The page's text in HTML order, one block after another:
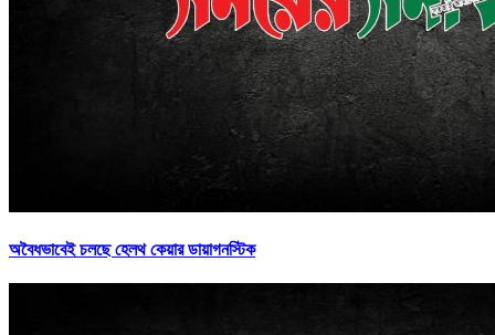
অবৈধভাবেই চলছে হেলথ কেয়ার ডায়াগনস্টিক